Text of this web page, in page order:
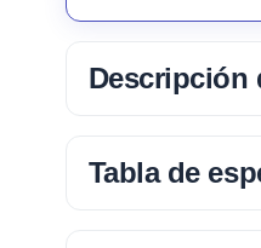
Descripción
Tabla de